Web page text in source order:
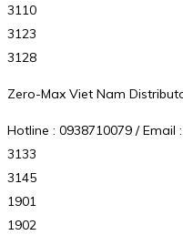
3110
3123
3128
Zero-Max Viet Nam
Hotline : 0938710079 /
3133
3145
1901
1902